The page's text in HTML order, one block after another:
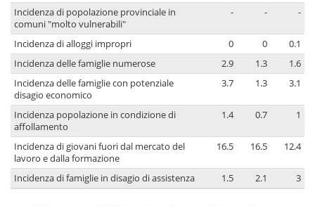
Incidenza di popolazione provinciale in
comuni "molto vulnerabili"
- - -
Incidenza di alloggi impropri 0 0
0.1
Incidenza delle famiglie numerose
2.9 1.3
1.6
Incidenza delle famiglie con potenziale
disagio economico
3.7 1.3 3.1
Incidenza popolazione in condizione di
affollamento
1.4 0.7 1
Incidenza di giovani fuori dal mercato del
lavoro e dalla formazione
16.5 16.5 12.4
Incidenza di famiglie in disagio di assistenza 1.5 2.1 3